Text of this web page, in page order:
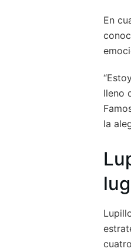
En
lleno
la